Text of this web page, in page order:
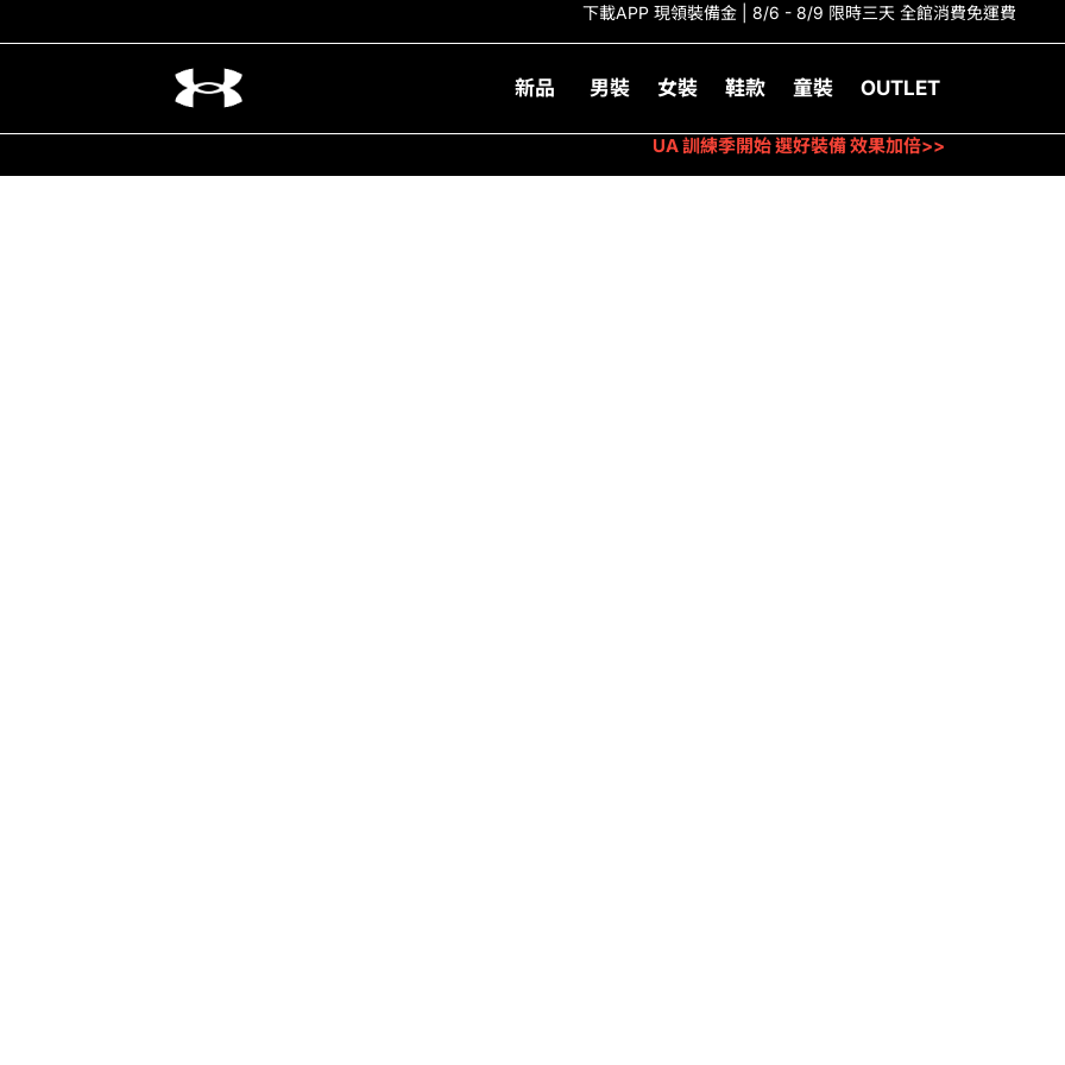
下載APP 現領裝備金 | 8/6 - 8/9 限時三天 全館消費免運費
新品 男裝 女裝 鞋款 童裝 OUTLET
UA 訓練季開始 選好裝備 效果加倍>>